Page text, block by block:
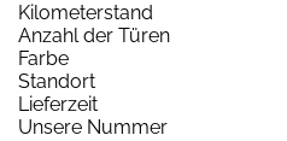
Kilometerstand
Anzahl der Türen
Farbe
Standort
Lieferzeit
Unsere Nummer